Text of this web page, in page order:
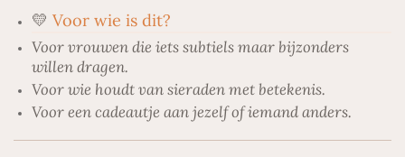
💛 Voor wie is dit?
Voor vrouwen die iets subtiels maar bijzonders
willen dragen.
Voor wie houdt van sieraden met betekenis.
Voor een cadeautje aan jezelf of iemand anders.